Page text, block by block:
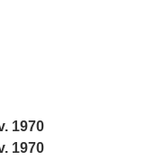
1970
1970